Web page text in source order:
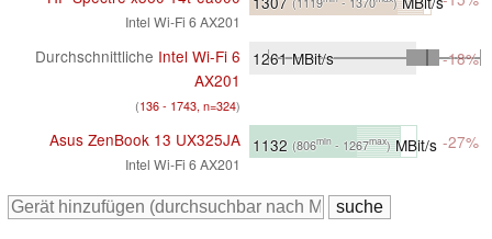
Intel Wi-Fi 6 AX201
Durchschnittliche Intel Wi-Fi 6
AX201
(136 - 1743, n=324)
1261MBit/s -18%
Asus ZenBook 13 UX325JA
Intel Wi-Fi 6 AX201
1132 (806min - 1267max)MBit/s -27%